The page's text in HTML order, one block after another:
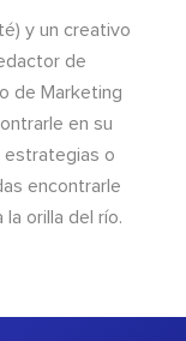
y un creativo
de
de Marketing
en su
estrategias o
encontrarle
la orilla del río.